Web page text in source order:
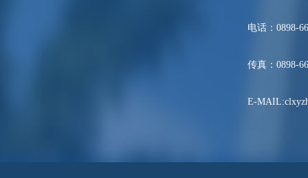
电话：0898-
传真：0898-
E-